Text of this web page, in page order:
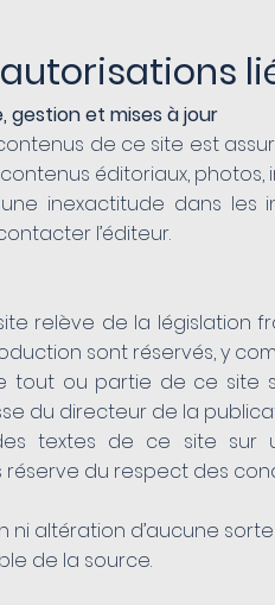
gestion et mises à jour
de ce site est
éditoriaux, photos,
inexactitude dans les
l’éditeur.
relève de la législation
sont réservés, y
tout ou partie de ce site
du directeur de la
textes de ce site sur
du respect des
ni altération d’aucune
de la source.